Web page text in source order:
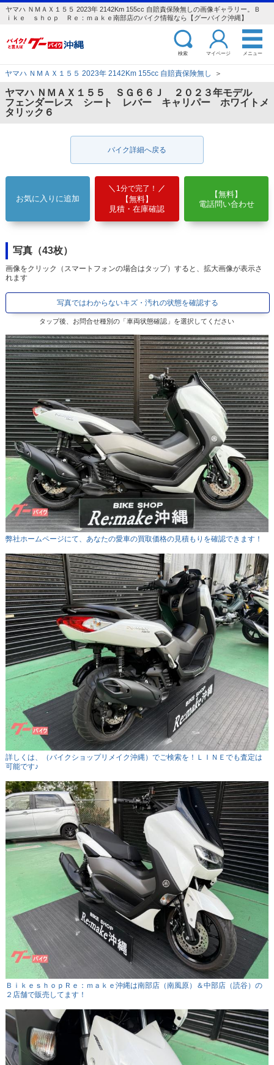
ヤマハ ＮＭＡＸ１５５ 2023年 2142Km 155cc 自賠責保険無しの画像ギャラリー。Ｂ
ｉｋｅ ｓｈｏｐ Ｒｅ：ｍａｋｅ南部店のバイク情報なら【グーバイク沖縄】
検索 マイページ メニュー
ヤマハ ＮＭＡＸ１５５ 2023年 2142Km 155cc 自賠責保険無し ＞
ヤマハ ＮＭＡＸ１５５ ＳＧ６６Ｊ ２０２３年モデル
フェンダーレス シート レバー キャリパー ホワイトメ
タリック６
バイク詳細へ戻る
お気に入りに追加
1分で完了！
【無料】
見積・在庫確認
【無料】
電話問い合わせ
写真（43枚）
画像をクリック（スマートフォンの場合はタップ）すると、拡大画像が表示さ
れます
写真ではわからないキズ・汚れの状態を確認する
タップ後、お問合せ種別の「車両状態確認」を選択してください
弊社ホームページにて、あなたの愛車の買取価格の見積もりを確認できます！
詳しくは、（バイクショップリメイク沖縄）でご検索を！ＬＩＮＥでも査定は
可能です♪
ＢｉｋｅｓｈｏｐＲｅ：ｍａｋｅ沖縄は南部店（南風原）＆中部店（読谷）の
２店舗で販売してます！